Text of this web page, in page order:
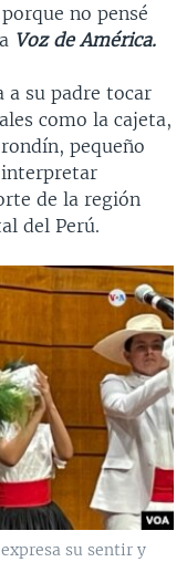
no pensé
Voz de América.
a su padre tocar
como la cajeta,
pequeño
de la región
del Perú.
su sentir y